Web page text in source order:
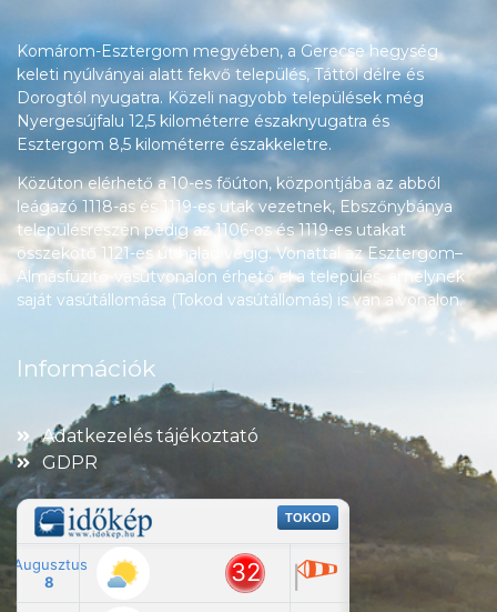
Komárom-Esztergom megyében, a Gerecse hegység
keleti nyúlványai alatt fekvő település, Táttól délre és
Dorogtól nyugatra. Közeli nagyobb települések még
Nyergesújfalu 12,5 kilométerre északnyugatra és
Esztergom 8,5 kilométerre északkeletre.
Közúton elérhető a 10-es főúton, központjába az abból
leágazó 1118-as és 1119-es utak vezetnek, Ebszőnybánya
településrészén pedig az 1106-os és 1119-es utakat
összekötő 1121-es út halad végig. Vonattal az Esztergom–
Almásfüzitő-vasútvonalon érhető el a település, amelynek
saját vasútállomása (Tokod vasútállomás) is van a vonalon.
Információk
Adatkezelés tájékoztató
GDPR